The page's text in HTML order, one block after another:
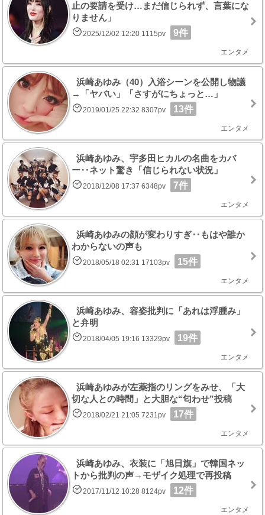
止の要請を受け…まだ信じられず、言葉にな
りません」
2025/12/02 12:20 1115pv 9件
エンタメ
浜崎あゆみ（40）入浴シーンを公開し物議
→「ヤバい」「さすがにちょっと…」
2019/01/25 22:32 8307pv 13件
エンタメ
浜崎あゆみ、宇多田ヒカルの名曲をカバ
ー‥ネット驚き「信じられない状況」
2018/12/08 17:37 6348pv 7件
エンタメ
浜崎あゆみの顔が変わりすぎ‥もはや誰か
わからないの声も
2018/05/18 02:31 17103pv 15件
エンタメ
浜崎あゆみ、容姿批判に「あれは浮腫み」
と弁明
2018/04/05 19:16 13329pv 19件
エンタメ
浜崎あゆみが左薬指のリングをみせ、「大
切な人との時間」と大胆な“匂わせ”投稿
2018/02/21 21:05 7231pv 17件
エンタメ
浜崎あゆみ、衣装に「旭日旗」で韓国ネッ
トから批判の声→モザイク処理で再投稿
2017/11/12 10:28 8124pv 12件
エンタメ